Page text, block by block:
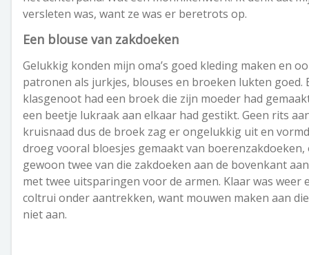
versleten was, want ze was er beretrots op.
Een blouse van zakdoeken
Gelukkig konden mijn oma’s goed kleding maken en
patronen als jurkjes, blouses en broeken lukten goed.
klasgenoot had een broek die zijn moeder had
een beetje lukraak aan elkaar had gestikt. Geen rits
kruisnaad dus de broek zag er ongelukkig uit en
droeg vooral bloesjes gemaakt van
gewoon twee van die zakdoeken aan de bovenkant
met twee uitsparingen voor de armen. Klaar was weer
coltrui onder aantrekken, want mouwen maken aan
niet aan.